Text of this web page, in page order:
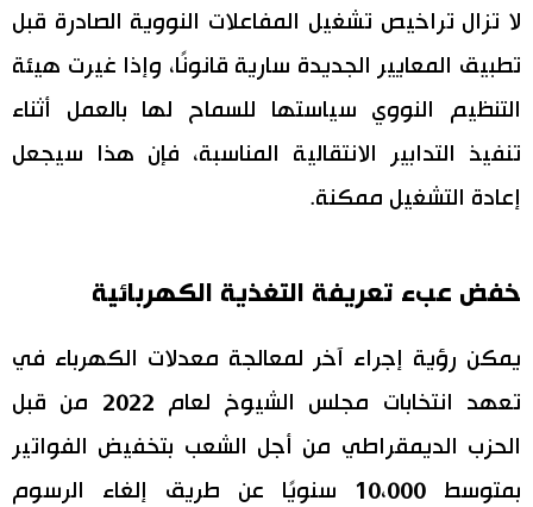
لا تزال تراخيص تشغيل المفاعلات النووية الصادرة قبل
تطبيق المعايير الجديدة سارية قانونًا، وإذا غيرت هيئة
التنظيم النووي سياستها للسماح لها بالعمل أثناء
تنفيذ التدابير الانتقالية المناسبة، فإن هذا سيجعل
إعادة التشغيل ممكنة.
خفض عبء تعريفة التغذية الكهربائية
يمكن رؤية إجراء آخر لمعالجة معدلات الكهرباء في
تعهد انتخابات مجلس الشيوخ لعام 2022 من قبل
الحزب الديمقراطي من أجل الشعب بتخفيض الفواتير
بمتوسط 10،000 سنويًا عن طريق إلغاء الرسوم